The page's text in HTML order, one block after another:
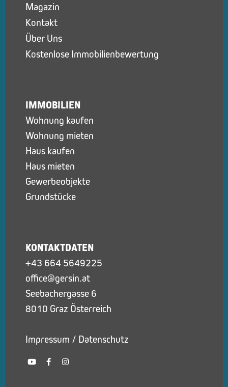
Magazin
Kontakt
Über Uns
Kostenlose Immobilienbewertung
IMMOBILIEN
Wohnung kaufen
Wohnung mieten
Haus kaufen
Haus mieten
Gewerbeobjekte
Grundstücke
KONTAKTDATEN
+43 664 5649225
office@gersin.at
Seebachergasse 6
8010 Graz Österreich
Impressum / Datenschutz
Y
o
F
a
I
n